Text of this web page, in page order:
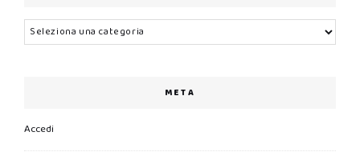
Categorie
META
Accedi